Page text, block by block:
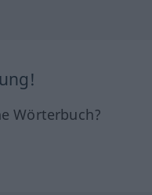
Wörterbuch?